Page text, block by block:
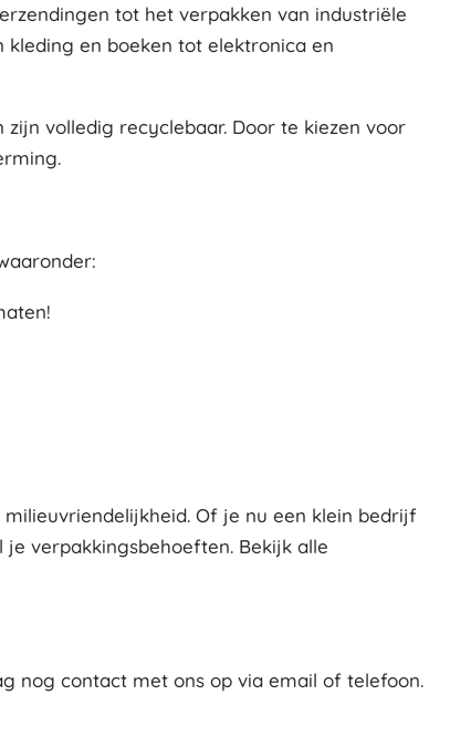
tot het verpakken van industriële
en boeken tot elektronica en
volledig recyclebaar. Door te kiezen voor
Of je nu een klein bedrijf
verpakkingsbehoeften. Bekijk alle
nog contact met ons op via email of telefoon.